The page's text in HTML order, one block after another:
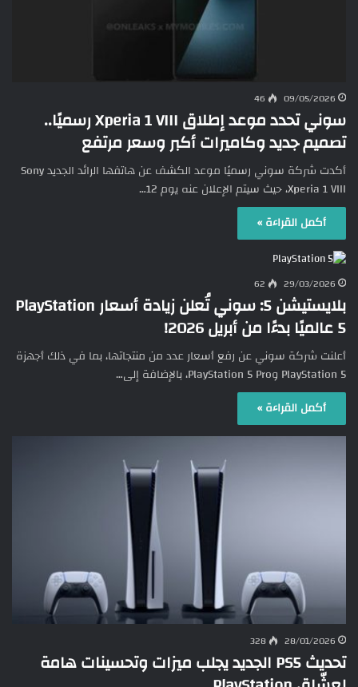
09/05/2026
46
سوني تحدد موعد إطلاق Xperia 1 VIII رسميًا..
تصميم جديد وكاميرات أكبر وسعر مرتفع
أكدت شركة سوني رسميًا موعد الكشف عن هاتفها الرائد الجديد Sony
Xperia 1 VIII، حيث سيتم الإعلان عنه يوم 12…
أكمل القراءة »
29/03/2026
62
بلايستيشن 5: سوني تُعلن زيادة أسعار PlayStation
5 عالميًا بدءًا من أبريل 2026!
أعلنت شركة سوني عن رفع أسعار عدد من منتجاتها، بما في ذلك أجهزة
PlayStation 5 وPlayStation 5 Pro، بالإضافة إلى…
أكمل القراءة »
28/01/2026
328
تحديث PS5 الجديد يجلب ميزات وتحسينات هامة